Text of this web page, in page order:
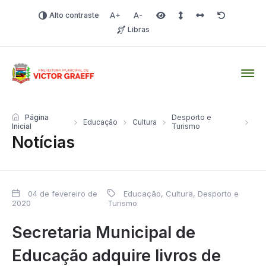
Alto contraste Aumentar fonte
Diminuir fonteÁrea selecionada
Espaçamento de linha
Espaço dos
Redefinir
Libras
Notícias
Página
Inicial
Educação Cultura
Desporto e
Turismo
04 de fevereiro de
2020
Educação, Cultura, Desporto e
Turismo
Secretaria Municipal de
Educação adquire livros de